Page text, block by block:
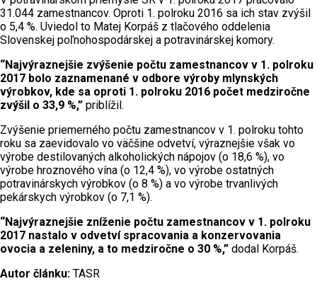
31.044 zamestnancov. Oproti 1. polroku 2016 sa ich stav zvýšil
o 5,4 %. Uviedol to Matej Korpáš z tlačového oddelenia
Slovenskej poľnohospodárskej a potravinárskej komory.
“Najvýraznejšie zvýšenie počtu zamestnancov v 1. polroku
2017 bolo zaznamenané v odbore výroby mlynských
výrobkov, kde sa oproti 1. polroku 2016 počet medziročne
zvýšil o 33,9 %,” priblížil.
Zvýšenie priemerného počtu zamestnancov v 1. polroku tohto
roku sa zaevidovalo vo väčšine odvetví, výraznejšie však vo
výrobe destilovaných alkoholických nápojov (o 18,6 %), vo
výrobe hroznového vína (o 12,4 %), vo výrobe ostatných
potravinárskych výrobkov (o 8 %) a vo výrobe trvanlivých
pekárskych výrobkov (o 7,1 %).
“Najvýraznejšie zníženie počtu zamestnancov v 1. polroku
2017 nastalo v odvetví spracovania a konzervovania
ovocia a zeleniny, a to medziročne o 30 %,” dodal Korpáš.
Autor článku: TASR